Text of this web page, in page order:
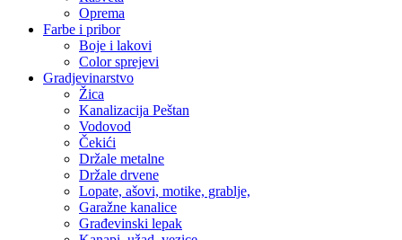
Oprema
Farbe i pribor
Boje i lakovi
Color sprejevi
Gradjevinarstvo
Žica
Kanalizacija Peštan
Vodovod
Čekići
Držale metalne
Držale drvene
Lopate, ašovi, motike, grablje,
Garažne kanalice
Građevinski lepak